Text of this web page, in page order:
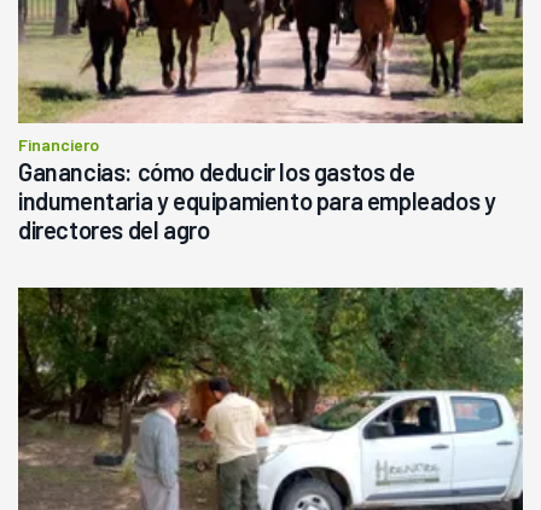
Financiero
Ganancias: cómo deducir los gastos de
indumentaria y equipamiento para empleados y
directores del agro